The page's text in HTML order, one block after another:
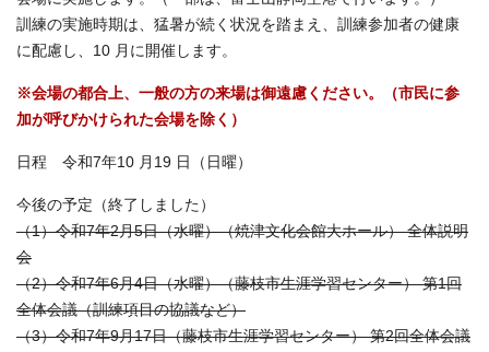
訓練の実施時期は、猛暑が続く状況を踏まえ、訓練参加者の健康
に配慮し、10 月に開催します。
※会場の都合上、一般の方の来場は御遠慮ください。（市民に参
加が呼びかけられた会場を除く）
日程 令和7年10 月19 日（日曜）
今後の予定（終了しました）
（1）令和7年2月5日（水曜）（焼津文化会館大ホール） 全体説明
会
（2）令和7年6月4日（水曜）（藤枝市生涯学習センター） 第1回
全体会議（訓練項目の協議など）
（3）令和7年9月17日（藤枝市生涯学習センター） 第2回全体会議